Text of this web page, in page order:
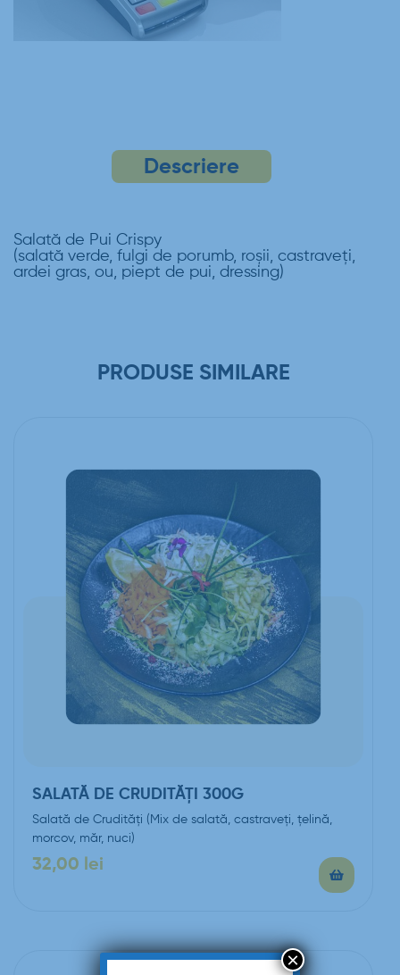
Descriere
Salată de Pui Crispy
(salată verde, fulgi de porumb, roşii, castraveţi,
ardei gras, ou, piept de pui, dressing)
PRODUSE SIMILARE
SALATĂ DE CRUDITĂŢI 300G
Salată de Crudităţi (Mix de salată, castraveți, țelină,
morcov, măr, nuci)
32,00 lei
×